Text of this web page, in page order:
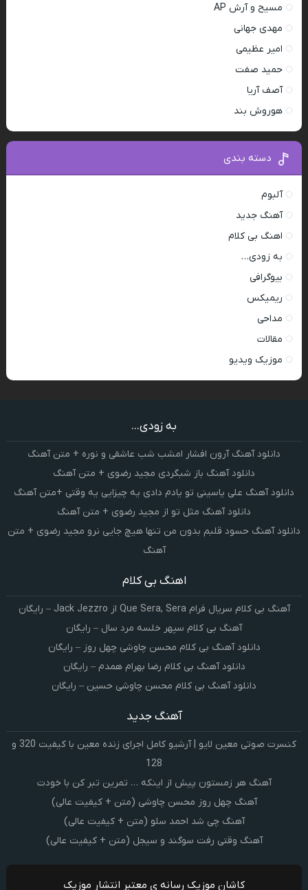
مسیح و آرش AP
مهدی جهانی
امیر عظیمی
حمید صفت
آصف آریا
هوروش بند
دسته بندی
آلبوم
آهنگ جدید
اهنگ بی کلام
به زودی…
بیوگرافی
ریمیکس
مداحی
مقالات
موزیک ویدیو
به زودی...
دانلود آهنگ آرون افشار امشب شب عاشقی و نوره + متن آهنگ
دانلود آهنگ باز شبگردی مجید رضوی + متن آهنگ
دانلود آهنگ علی یاسینی تو یادم دادی یه چیزایی یه وقتی +متن آهنگ
دانلود آهنگ مثل تو از مجید رضوی + متن آهنگ
دانلود آهنگ حسود قلبم بدون من تنها هیچ جایی نرو مجید رضوی + متن
آهنگ
اهنگ بی کلام
آهنگ بی کلام سریال فرام Que Sera, Sera از Jack Jezzro – رایگان
آهنگ بی کلام سپهر خلسه مرد سال – رایگان
دانلود آهنگ بی کلام محسن چاوشی چهل روز – رایگان
دانلود آهنگ بی کلام رضا بهرام همدم – رایگان
دانلود آهنگ بی کلام محسن چاوشی حسین – رایگان
آهنگ جدید
کنسرت صوتی معین لایو | آرشیو کامل اجرای زنده معین با کیفیت 320 و
128
آهنگ هر زمستون پیش از اینکه … تمرین تبر کن با خودت
آهنگ چهل روز محسن چاوشی (متن + کیفیت عالی)
آهنگ چی شد احمد سلو (متن + کیفیت عالی)
آهنگ وقتی رفت سوگند و سیجل (متن + کیفیت عالی)
کاشان موزیک رسانه ی معتبر انتشار موزیک